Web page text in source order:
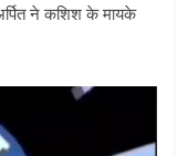
ने कशिश के मायके